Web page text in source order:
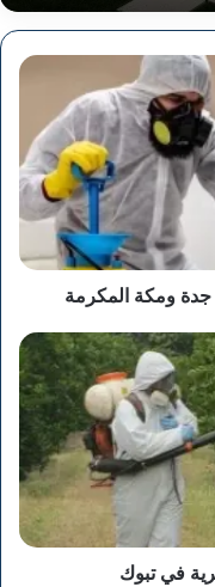
ومكة المكرمة
في تبوك